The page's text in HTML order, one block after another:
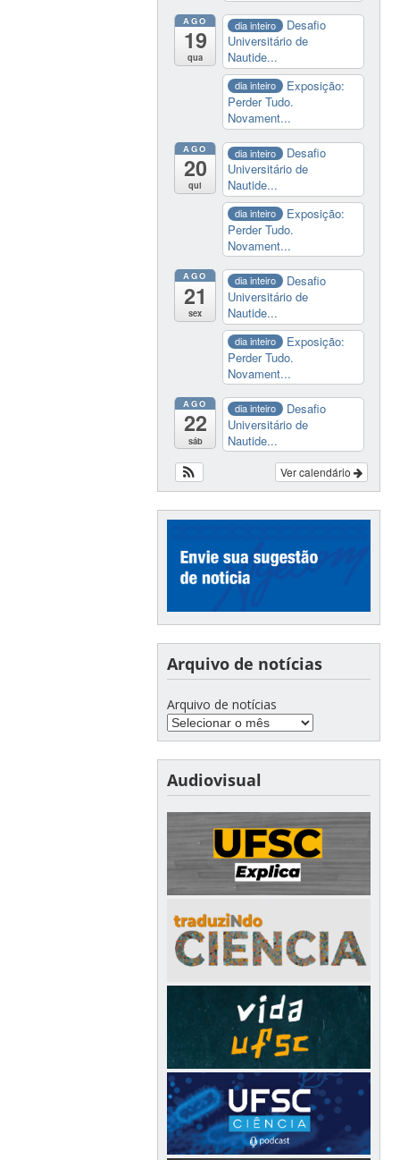
AGO
19
qua
dia inteiro
Desafio
Universitário de
Nautide...
dia inteiro
Exposição:
Perder Tudo.
Novament...
AGO
20
qui
dia inteiro
Desafio
Universitário de
Nautide...
dia inteiro
Exposição:
Perder Tudo.
Novament...
AGO
21
sex
dia inteiro
Desafio
Universitário de
Nautide...
dia inteiro
Exposição:
Perder Tudo.
Novament...
AGO
22
sáb
dia inteiro
Desafio
Universitário de
Nautide...
Ver calendário
Arquivo de notícias
Arquivo de notícias
Audiovisual